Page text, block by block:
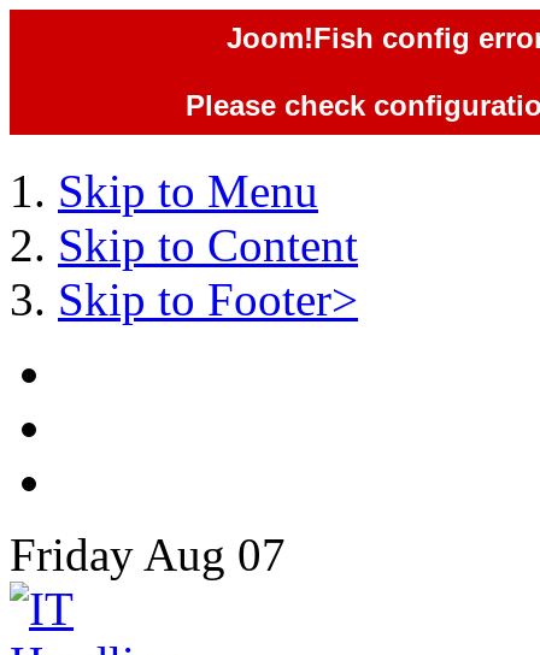
Joom!Fish config
Please check
Skip to Menu
Skip to Content
Skip to Footer>
Friday Aug 07